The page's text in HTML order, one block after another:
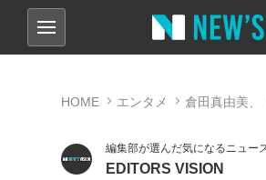
HOME エンタメ 倉田真由美、
編集部が選んだ気になるニュー
EDITORS VISION